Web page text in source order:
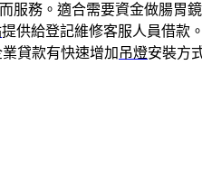
服務。適合需要資金做腸胃
提供給登記維修客服人員借款
貸款有快速增加 吊燈安裝方